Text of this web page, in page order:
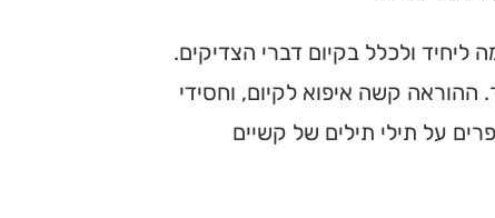
ולכלל בקיום דברי הצדיקים.
קשה איפוא לקיום, וחסידי
על תילי תילים של קשיים